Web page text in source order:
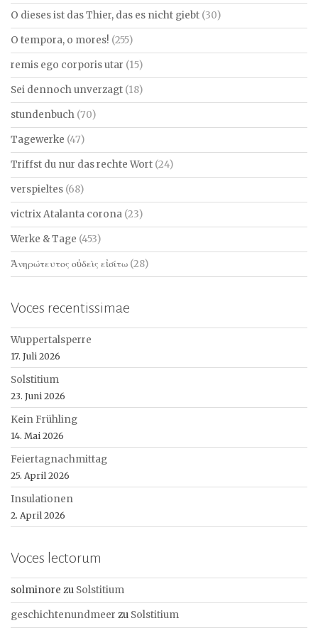
O dieses ist das Thier, das es nicht giebt (30)
O tempora, o mores! (255)
remis ego corporis utar (15)
Sei dennoch unverzagt (18)
stundenbuch (70)
Tagewerke (47)
Triffst du nur das rechte Wort (24)
verspieltes (68)
victrix Atalanta corona (23)
Werke & Tage (453)
Ἀνηρώτευτος οὐδεὶς εἰσίτω (28)
Voces recentissimae
Wuppertalsperre
17. Juli 2026
Solstitium
23. Juni 2026
Kein Frühling
14. Mai 2026
Feiertagnachmittag
25. April 2026
Insulationen
2. April 2026
Voces lectorum
solminore zu Solstitium
geschichtenundmeer zu Solstitium